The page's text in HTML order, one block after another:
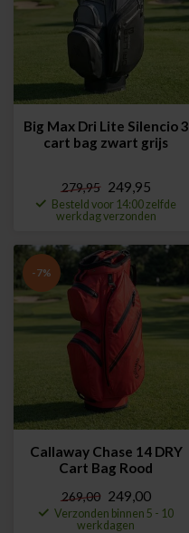
Big Max Dri Lite Silencio 3
cart bag zwart grijs
279,95 249,95
Besteld voor 14:00 zelfde
werkdag verzonden
-7%
Callaway Chase 14 DRY
Cart Bag Rood
269,00 249,00
Verzonden binnen 5 - 10
werkdagen